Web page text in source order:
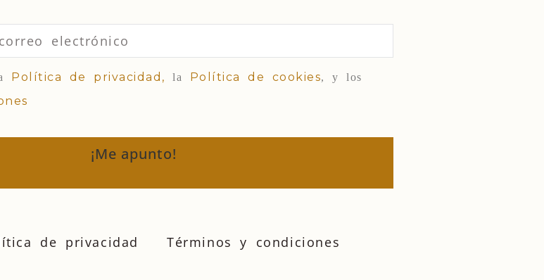
Política de privacidad, la Política de cookies, y los
¡Me apunto!
de privacidad Términos y condiciones